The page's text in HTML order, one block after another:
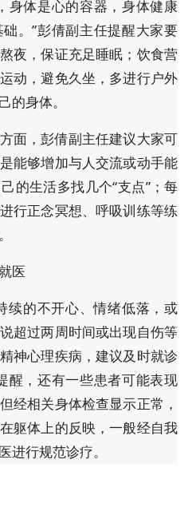
身体是心的容器，身体健康
。”彭倩副主任提醒大家要
夜，保证充足睡眠；饮食营
动，避免久坐，多进行户外
的身体。
，彭倩副主任建议大家可
能够增加与人交流或动手能
的生活多找几个“支点”；每
行正念冥想、呼吸训练等练
医
的不开心、情绪低落，或
超过两周时间或出现自伤等
神心理疾病，建议及时就诊
醒，还有一些患者可能表现
经相关身体检查显示正常，
躯体上的反映，一般经自我
进行规范诊疗。